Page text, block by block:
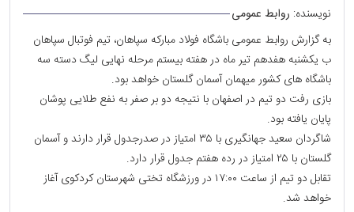
نویسنده: روابط عمومی
به گزارش روابط عمومی باشگاه فولاد مبارکه سپاهان، تیم فوتبال سپاهان
ب یکشنبه هفدهم تیر ماه در هفته بیستم مرحله نهایی لیگ دسته سه
باشگاه های کشور میهمان آسمان گلستان خواهد بود.
بازی رفت دو تیم در اصفهان با نتیجه دو بر صفر به نفع طلایی پوشان
پایان یافته بود.
شاگردان سعید جهانگیری با ۳۵ امتیاز در صدرجدول قرار دارند و آسمان
گلستان با ۲۵ امتیاز در رده هفتم جدول قرار دارد.
تقابل دو تیم از ساعت ۱۷:٠٠ در ورزشگاه تختی شهرستان کردکوی آغاز
خواهد شد.